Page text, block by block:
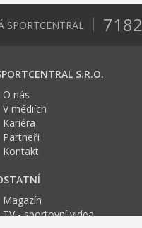
SPORTCENTRAL 7182
S.R.O.
O nás
V médiích
Kariéra
Partneři
Kontakt
Magazín
TV - sportovní videa